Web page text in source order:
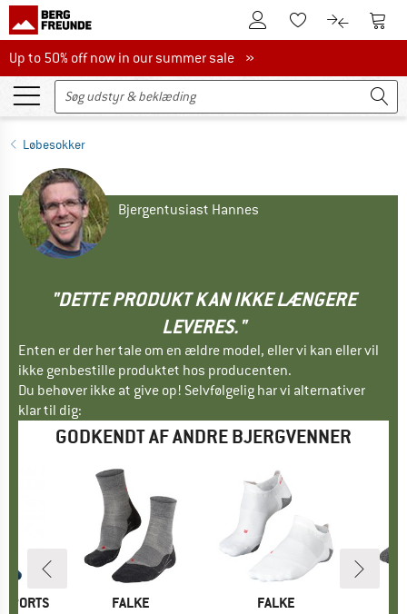
Til kundekontoenTil huskesedlen.
Til Til
Up to 50% off now in our summer sale
Up to 50% off now in our summer sale »
Løbesokker
Bjergentusiast Hannes
"DETTE PRODUKT KAN IKKE LÆNGERE
LEVERES."
Enten er der her tale om en ældre model, eller vi kan eller vil
ikke genbestille produktet hos producenten.
Du behøver ikke at give op! Selvfølgelig har vi alternativer
klar til dig:
GODKENDT AF ANDRE BJERGVENNER
MÆRKE
FALKE MÆRKE
FALKE